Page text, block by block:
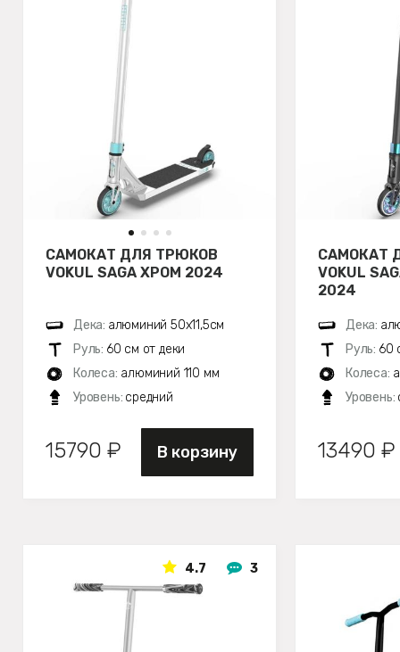
САМОКАТ ДЛЯ ТРЮКОВ
VOKUL SAGA ХРОМ 2024
Дека: алюминий 50х11,5см
Руль: 60 см от деки
Колеса: алюминий 110 мм
Уровень: средний
15790 ₽ В корзину
САМОКАТ
VOKUL
2024
Дека:
Руль: 60
Колеса:
Уровень:
13490 ₽
4.7 3